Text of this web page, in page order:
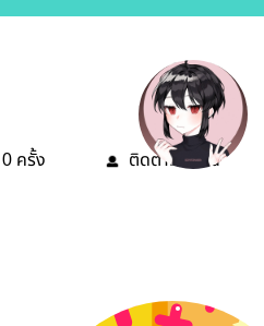
0 ครั้ง ติดตาม0คน